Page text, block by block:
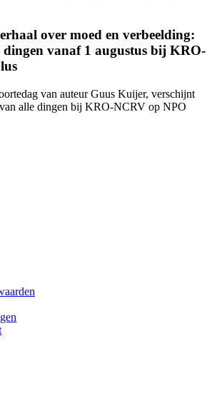
over moed en verbeelding:
dingen vanaf 1 augustus bij KRO-
van auteur Guus Kuijer, verschijnt
alle dingen bij KRO-NCRV op NPO